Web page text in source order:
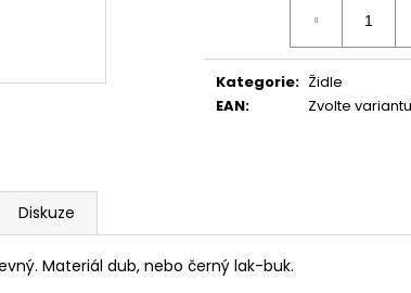
Kategorie: Židle
EAN: Zvolte variantu
Diskuze
Materiál dub, nebo černý lak-buk.